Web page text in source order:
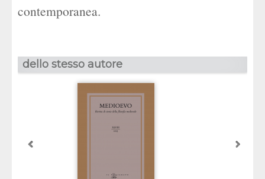
contemporanea.
dello stesso autore